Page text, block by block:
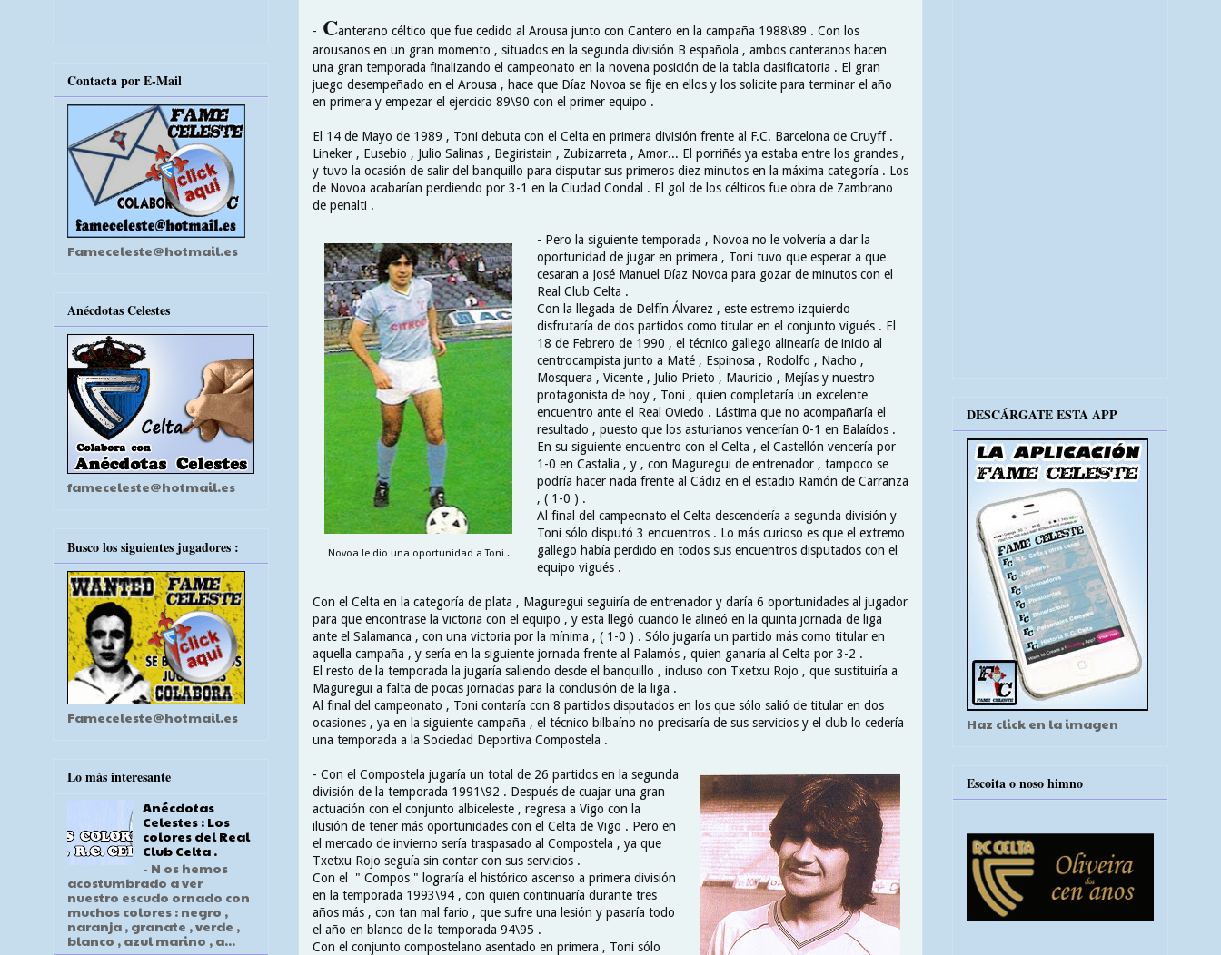
- Canterano céltico que fue cedido al Arousa junto con Cantero en la campaña 1988\89 . Con los
arousanos en un gran momento , situados en la segunda división B española , ambos canteranos hacen
una gran temporada finalizando el campeonato en la novena posición de la tabla clasificatoria . El gran
juego desempeñado en el Arousa , hace que Díaz Novoa se fije en ellos y los solicite para terminar el año
en primera y empezar el ejercicio 89\90 con el primer equipo .
El 14 de Mayo de 1989 , Toni debuta con el Celta en primera división frente al F.C. Barcelona de Cruyff .
Lineker , Eusebio , Julio Salinas , Begiristain , Zubizarreta , Amor... El porriñés ya estaba entre los grandes ,
y tuvo la ocasión de salir del banquillo para disputar sus primeros diez minutos en la máxima categoría . Los
de Novoa acabarían perdiendo por 3-1 en la Ciudad Condal . El gol de los célticos fue obra de Zambrano
de penalti .
Novoa le dio una oportunidad a Toni .
- Pero la siguiente temporada , Novoa no le volvería a dar la
oportunidad de jugar en primera , Toni tuvo que esperar a que
cesaran a José Manuel Díaz Novoa para gozar de minutos con el
Real Club Celta .
Con la llegada de Delfín Álvarez , este estremo izquierdo
disfrutaría de dos partidos como titular en el conjunto vigués . El
18 de Febrero de 1990 , el técnico gallego alinearía de inicio al
centrocampista junto a Maté , Espinosa , Rodolfo , Nacho ,
Mosquera , Vicente , Julio Prieto , Mauricio , Mejías y nuestro
protagonista de hoy , Toni , quien completaría un excelente
encuentro ante el Real Oviedo . Lástima que no acompañaría el
resultado , puesto que los asturianos vencerían 0-1 en Balaídos .
En su siguiente encuentro con el Celta , el Castellón vencería por
1-0 en Castalia , y , con Maguregui de entrenador , tampoco se
podría hacer nada frente al Cádiz en el estadio Ramón de Carranza
, ( 1-0 ) .
Al final del campeonato el Celta descendería a segunda división y
Toni sólo disputó 3 encuentros . Lo más curioso es que el extremo
gallego había perdido en todos sus encuentros disputados con el
equipo vigués .
Con el Celta en la categoría de plata , Maguregui seguiría de entrenador y daría 6 oportunidades al jugador
para que encontrase la victoria con el equipo , y esta llegó cuando le alineó en la quinta jornada de liga
ante el Salamanca , con una victoria por la mínima , ( 1-0 ) . Sólo jugaría un partido más como titular en
aquella campaña , y sería en la siguiente jornada frente al Palamós , quien ganaría al Celta por 3-2 .
El resto de la temporada la jugaría saliendo desde el banquillo , incluso con Txetxu Rojo , que sustituiría a
Maguregui a falta de pocas jornadas para la conclusión de la liga .
Al final del campeonato , Toni contaría con 8 partidos disputados en los que sólo salió de titular en dos
ocasiones , ya en la siguiente campaña , el técnico bilbaíno no precisaría de sus servicios y el club lo cedería
una temporada a la Sociedad Deportiva Compostela .
- Con el Compostela jugaría un total de 26 partidos en la segunda
división de la temporada 1991\92 . Después de cuajar una gran
actuación con el conjunto albiceleste , regresa a Vigo con la
ilusión de tener más oportunidades con el Celta de Vigo . Pero en
el mercado de invierno sería traspasado al Compostela , ya que
Txetxu Rojo seguía sin contar con sus servicios .
Con el " Compos " lograría el histórico ascenso a primera división
en la temporada 1993\94 , con quien continuaría durante tres
años más , con tan mal fario , que sufre una lesión y pasaría todo
el año en blanco de la temporada 94\95 .
Con el conjunto compostelano asentado en primera , Toni sólo
Contacta por E-Mail
Fameceleste@hotmail.es
Anécdotas Celestes
fameceleste@hotmail.es
Busco los siguientes jugadores :
Fameceleste@hotmail.es
Lo más interesante
Anécdotas
Celestes : Los
colores del Real
Club Celta .
- N os hemos
acostumbrado a ver
nuestro escudo ornado con
muchos colores : negro ,
naranja , granate , verde ,
blanco , azul marino , a...
DESCÁRGATE ESTA APP
Haz click en la imagen
Escoita o noso himno